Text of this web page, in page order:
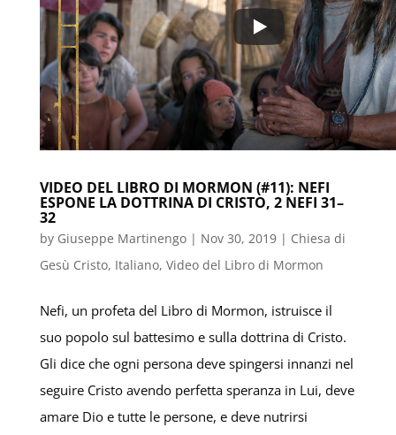
VIDEO DEL LIBRO DI MORMON (#11): NEFI
ESPONE LA DOTTRINA DI CRISTO, 2 NEFI 31–
32
by Giuseppe Martinengo| Nov 30, 2019| Chiesa di
Gesù Cristo, Italiano, Video del Libro di Mormon
Nefi, un profeta del Libro di Mormon, istruisce il
suo popolo sul battesimo e sulla dottrina di Cristo.
Gli dice che ogni persona deve spingersi innanzi nel
seguire Cristo avendo perfetta speranza in Lui, deve
amare Dio e tutte le persone, e deve nutrirsi